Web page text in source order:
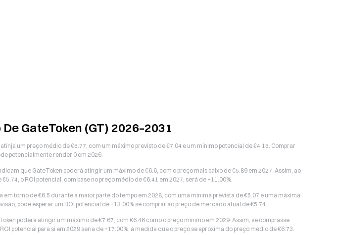
GateToken (GT) 2026–2031
um preço médio de €5.77, com um máximo previsto de €7.04 e um mínimo potencial de €4.15. Comprar
potencialmente render 0 em 2026.
que GateToken poderá atingir um máximo de €6.6, com o preço mais baixo de €5.89 em 2027. Assim, ao
o ROI potencial, com base no preço médio de €6.41 em 2027, será de +11.00%.
em torno de €6.5 durante a maior parte do tempo em 2028, com uma mínima prevista de €5.07 e uma máxima
pode esperar um ROI potencial de +13.00% se comprar ao preço de mercado atual de €5.74.
poderá atingir um máximo de €7.67, com €6.46 como o preço mínimo em 2029. Assim, se comprasse
potencial para si em 2029 seria de +17.00%, à medida que o preço se aproxima do preço médio de €6.73.